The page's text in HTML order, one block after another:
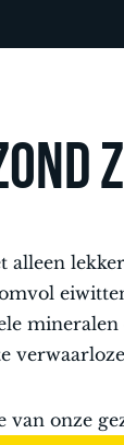
alleen
van onze